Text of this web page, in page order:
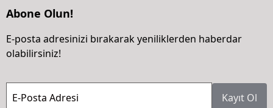
Abone Olun!
E-posta adresinizi bırakarak yeniliklerden haberdar
olabilirsiniz!
E-Posta Adresi Kayıt Ol